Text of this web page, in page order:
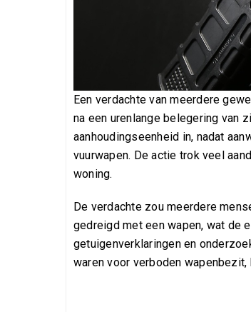
Een verdachte van meerdere
na een urenlange belegering van
aanhoudingseenheid in, nadat
vuurwapen. De actie trok veel
woning.
De verdachte zou meerdere
gedreigd met een wapen, wat de
getuigenverklaringen en
waren voor verboden